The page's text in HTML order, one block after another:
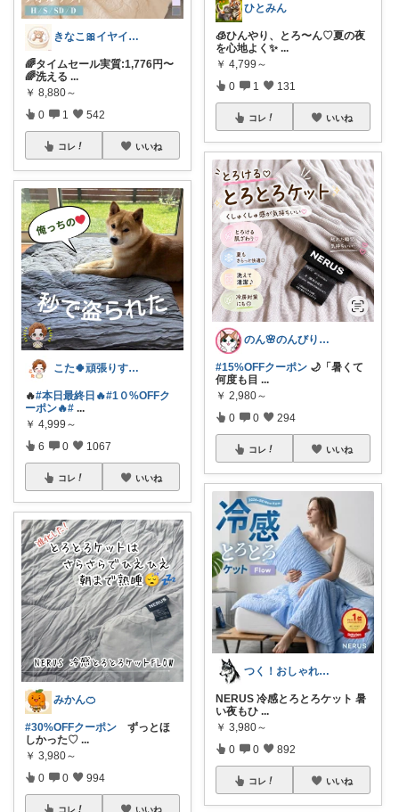
きなこ🎀イヤイヤ期育児中
🌈タイムセール実質:1,776円〜
🌈洗える ...
￥ 8,880～
0 1 542
コレ いいね
こた🍀頑張りすぎない主婦
🔥#本日最終日🔥#1０%OFFク
ーポン🔥# ...
￥ 4,999～
6 0 1067
コレ いいね
みかん🍊
#30%OFFクーポン ずっとほ
しかった♡ ...
￥ 3,980～
0 0 994
コレ いいね
ひとみん
🧊ひんやり、とろ〜ん♡夏の夜
を心地よく✨ ...
￥ 4,799～
0 1 131
コレ いいね
のん🌸のんびり生活✨
#15%OFFクーポン 🌙「暑くて
何度も目 ...
￥ 2,980～
0 0 294
コレ いいね
つく！おしゃれな商品や便利な商品をお届け
NERUS 冷感とろとろケット 暑
い夜もひ ...
￥ 3,980～
0 0 892
コレ いいね